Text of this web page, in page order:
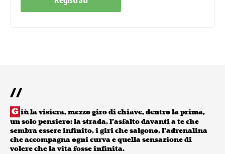
//
G iù la visiera, mezzo giro di chiave, dentro la prima,
un solo pensiero: la strada, l’asfalto davanti a te che
sembra essere infinito, i giri che salgono, l’adrenalina
che accompagna ogni curva e quella sensazione di
volere che la vita fosse infinita.